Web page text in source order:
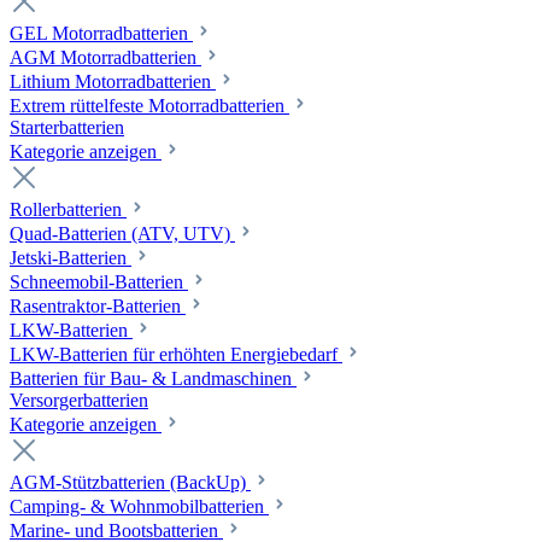
GEL Motorradbatterien
AGM Motorradbatterien
Lithium Motorradbatterien
Extrem rüttelfeste Motorradbatterien
Starterbatterien
Kategorie anzeigen
Rollerbatterien
Quad-Batterien (ATV, UTV)
Jetski-Batterien
Schneemobil-Batterien
Rasentraktor-Batterien
LKW-Batterien
LKW-Batterien für erhöhten Energiebedarf
Batterien für Bau- & Landmaschinen
Versorgerbatterien
Kategorie anzeigen
AGM-Stützbatterien (BackUp)
Camping- & Wohnmobilbatterien
Marine- und Bootsbatterien